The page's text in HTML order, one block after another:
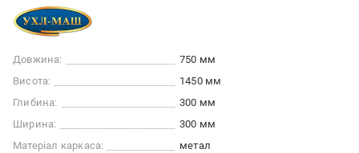
Довжина:
750 мм
Висота:
1450 мм
Глибина:
300 мм
Ширина:
300 мм
Матеріал каркаса:
метал